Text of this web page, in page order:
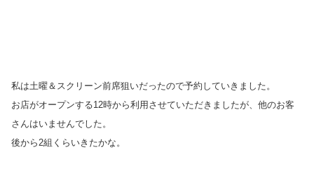
私は土曜＆スクリーン前席狙いだったので予約していきました。
お店がオープンする12時から利用させていただきましたが、他のお客
さんはいませんでした。
後から2組くらいきたかな。